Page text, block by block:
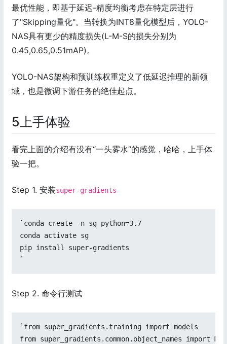
最优性能，即基于延迟-精度均衡考虑在特定层进行
了"Skipping量化"。当转换为INT8量化模型后，YOLO-
NAS具有更少的精度损失(L-M-S的损失分别为
0.45,0.65,0.51mAP)。
YOLO-NAS架构和预训练权重定义了低延迟推理的新领
域，也是微调下游任务的绝佳起点。
5上手体验
看完上面的介绍有没有“一头雾水”的感觉，哈哈，上手体
验一把。
Step 1. 安装super-gradients
`conda create -n sg python=3.7
conda activate sg
pip install super-gradients
`
Step 2. 命令行测试
`from super_gradients.training import models
from super_gradients.common.object_names import